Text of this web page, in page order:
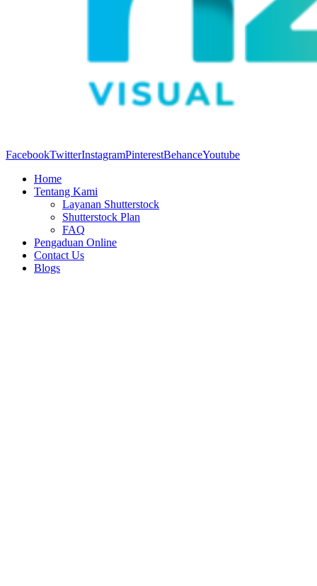
FacebookTwitterInstagramPinterestBehanceYoutube
Home
Tentang Kami
Layanan Shutterstock
Shutterstock Plan
FAQ
Pengaduan Online
Contact Us
Blogs